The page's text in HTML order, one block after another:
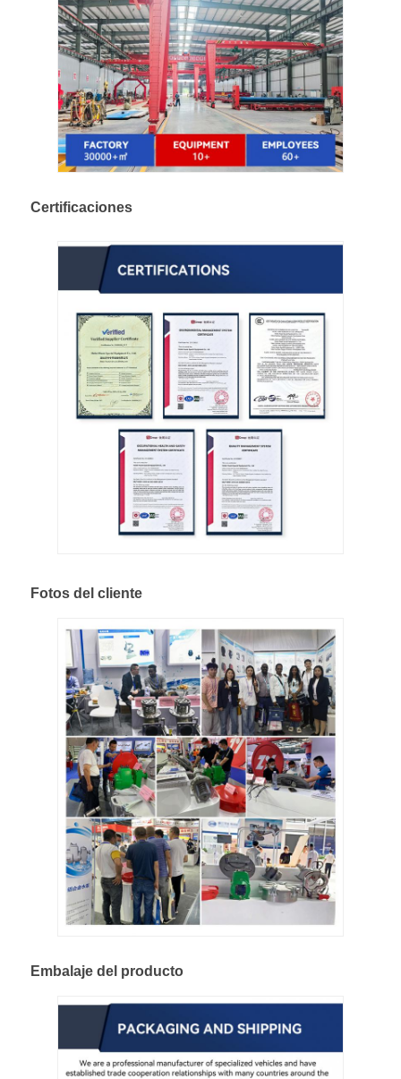
Certificaciones
Fotos del cliente
Embalaje del producto